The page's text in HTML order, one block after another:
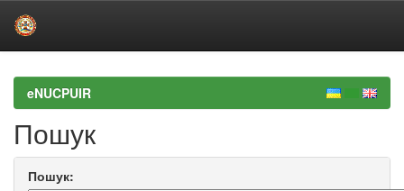
navigationeNUCPUIR
Пошук
Пошук: